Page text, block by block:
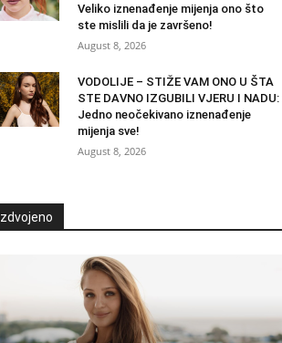
Veliko iznenađenje mijenja ono što
ste mislili da je završeno!
August 8, 2026
VODOLIJE – STIŽE VAM ONO U ŠTA
STE DAVNO IZGUBILI VJERU I NADU:
Jedno neočekivano iznenađenje
mijenja sve!
August 8, 2026
Izdvojeno